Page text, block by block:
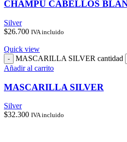
CHAMPU CABELLOS
Silver
$26.700 IVA incluido
Quick view
MASCARILLA SILVER cantidad
Añadir al carrito
MASCARILLA SILVER
Silver
$32.300 IVA incluido